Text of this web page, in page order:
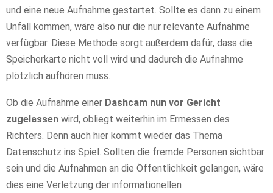
und eine neue Aufnahme gestartet. Sollte es dann zu einem
Unfall kommen, wäre also nur die nur relevante Aufnahme
verfügbar. Diese Methode sorgt außerdem dafür, dass die
Speicherkarte nicht voll wird und dadurch die Aufnahme
plötzlich aufhören muss.
Ob die Aufnahme einer Dashcam nun vor Gericht
zugelassen wird, obliegt weiterhin im Ermessen des
Richters. Denn auch hier kommt wieder das Thema
Datenschutz ins Spiel. Sollten die fremde Personen sichtbar
sein und die Aufnahmen an die Öffentlichkeit gelangen, wäre
dies eine Verletzung der informationellen